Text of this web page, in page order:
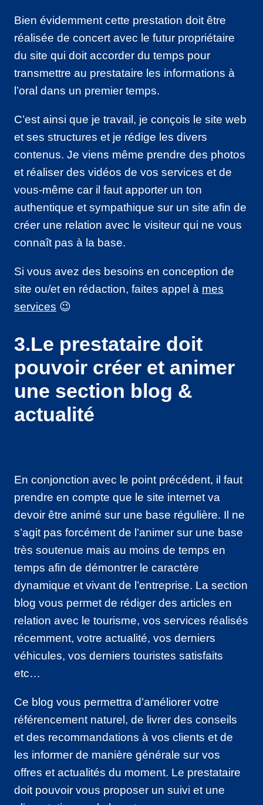
Bien évidemment cette prestation doit être
réalisée de concert avec le futur propriétaire
du site qui doit accorder du temps pour
transmettre au prestataire les informations à
l’oral dans un premier temps.
C’est ainsi que je travail, je conçois le site web
et ses structures et je rédige les divers
contenus. Je viens même prendre des photos
et réaliser des vidéos de vos services et de
vous-même car il faut apporter un ton
authentique et sympathique sur un site afin de
créer une relation avec le visiteur qui ne vous
connaît pas à la base.
Si vous avez des besoins en conception de
site ou/et en rédaction, faites appel à mes
services 😉
3.Le prestataire doit
pouvoir créer et animer
une section blog &
actualité
En conjonction avec le point précédent, il faut
prendre en compte que le site internet va
devoir être animé sur une base régulière. Il ne
s’agit pas forcément de l’animer sur une base
très soutenue mais au moins de temps en
temps afin de démontrer le caractère
dynamique et vivant de l’entreprise. La section
blog vous permet de rédiger des articles en
relation avec le tourisme, vos services réalisés
récemment, votre actualité, vos derniers
véhicules, vos derniers touristes satisfaits
etc…
Ce blog vous permettra d’améliorer votre
référencement naturel, de livrer des conseils
et des recommandations à vos clients et de
les informer de manière générale sur vos
offres et actualités du moment. Le prestataire
doit pouvoir vous proposer un suivi et une